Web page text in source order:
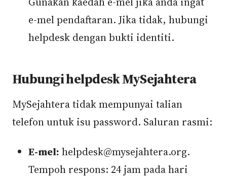
e-mel pendaftaran. Jika tidak, hubungi
helpdesk dengan bukti identiti.
Hubungi helpdesk MySejahtera
MySejahtera tidak mempunyai talian
telefon untuk isu password. Saluran rasmi:
E-mel: helpdesk@mysejahtera.org.
Tempoh respons: 24 jam pada hari